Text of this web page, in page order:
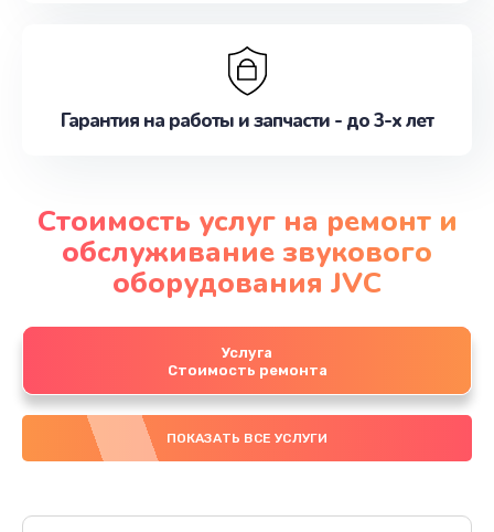
Гарантия на работы и запчасти - до 3-х лет
Стоимость услуг на ремонт и
обслуживание звукового
оборудования JVC
Услуга
Стоимость ремонта
ПОКАЗАТЬ ВСЕ УСЛУГИ